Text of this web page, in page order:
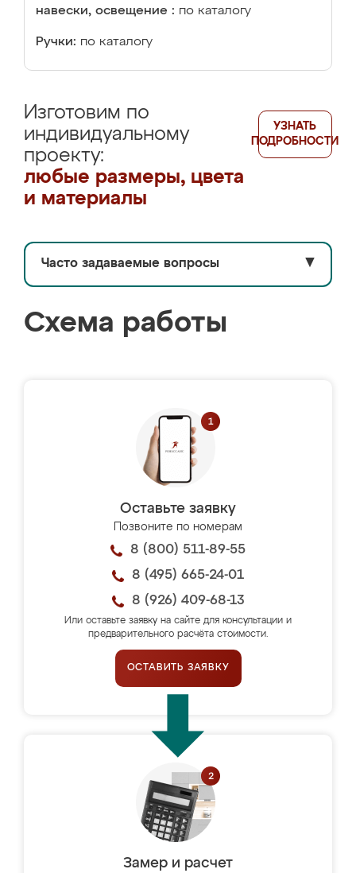
навески, освещение : по каталогу
Ручки: по каталогу
Изготовим по
индивидуальному
проекту:
любые размеры, цвета
и материалы
УЗНАТЬ
ПОДРОБНОСТИ
Часто задаваемые вопросы ▼
Схема работы
Оставьте заявку
Позвоните по номерам
8 (800) 511-89-55
8 (495) 665-24-01
8 (926) 409-68-13
Или оставьте заявку на сайте для консультации и
предварительного расчёта стоимости.
ОСТАВИТЬ ЗАЯВКУ
Замер и расчет